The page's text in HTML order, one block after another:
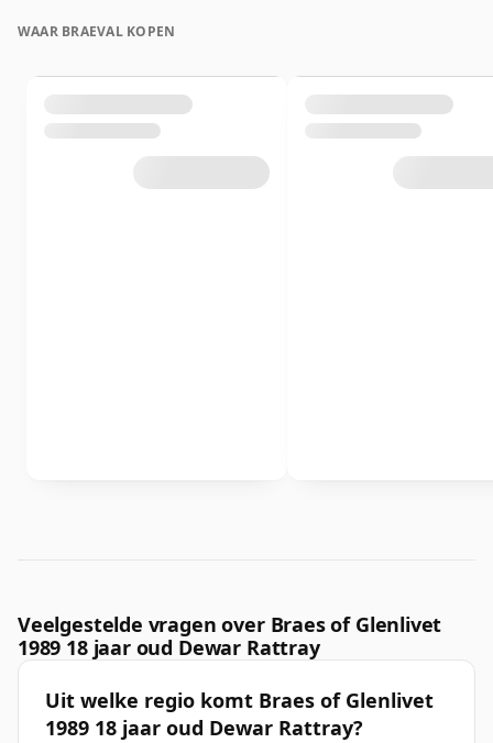
WAAR BRAEVAL KOPEN
Veelgestelde vragen over Braes of Glenlivet
1989 18 jaar oud Dewar Rattray
Uit welke regio komt Braes of Glenlivet
1989 18 jaar oud Dewar Rattray?